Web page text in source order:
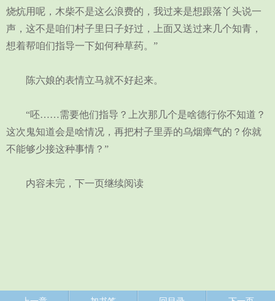
烧炕用呢，木柴不是这么浪费的，我过来是想跟落丫头说一
声，这不是咱们村子里日子好过，上面又送过来几个知青，
想着帮咱们指导一下如何种草药。”
陈六娘的表情立马就不好起来。
“呸……需要他们指导？上次那几个是啥德行你不知道？
这次鬼知道会是啥情况，再把村子里弄的乌烟瘴气的？你就
不能够少接这种事情？”
内容未完，下一页继续阅读